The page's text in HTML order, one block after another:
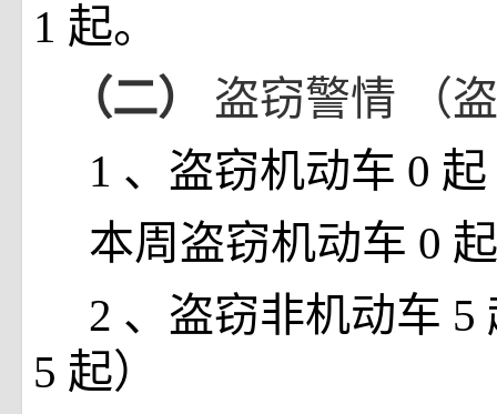
1 起。
（二） 盗窃警情
（
1 、盗窃机动车 0 起
本周盗窃机动车 0
2 、盗窃非机动车 5
5 起）